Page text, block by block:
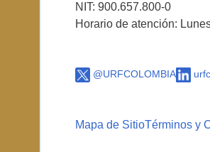
NIT: 900.657.800-0
Horario de atención:
@URFCOLOMBIA
Mapa de SitioTérminos y